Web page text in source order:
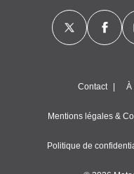
Contact À
Mentions légales &
Politique de